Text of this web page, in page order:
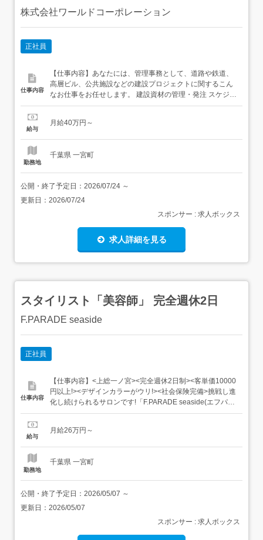
株式会社ワールドコーポレーション
正社員
仕事内容
【仕事内容】あなたには、管理事務として、道路や鉄道、
高層ビル、公共施設などの建設プロジェクトに関するこん
なお仕事をお任せします。 建設資材の管理・発注 スケジュ
ール確認 納品チェック PC入力等の事務業務 コスト管理
ょう! STEP1/充実の研修(ワールドスクール)で学べる!入社
給与
月給40万円～
勤務地
千葉県 一宮町
公開・終了予定日： 2026/07/24 ～
更新日： 2026/07/24
スポンサー : 求人ボックス
求人詳細を見る
スタイリスト「美容師」 完全週休2日
F.PARADE seaside
正社員
仕事内容
【仕事内容】<上総一ノ宮><完全週休2日制><客単価10000
円以上!><デザインカラーがウリ!><社会保険完備>挑戦し進
化し続けられるサロンです!「F.PARADE seaside(エフパレ
ードシーサイド)」からスタイリスト(美容師)の求人 【経
(会議手当含む)・歩合給あり(指名売上100万以下の場合、
給与
月給26万円～
勤務地
千葉県 一宮町
公開・終了予定日： 2026/05/07 ～
更新日： 2026/05/07
スポンサー : 求人ボックス